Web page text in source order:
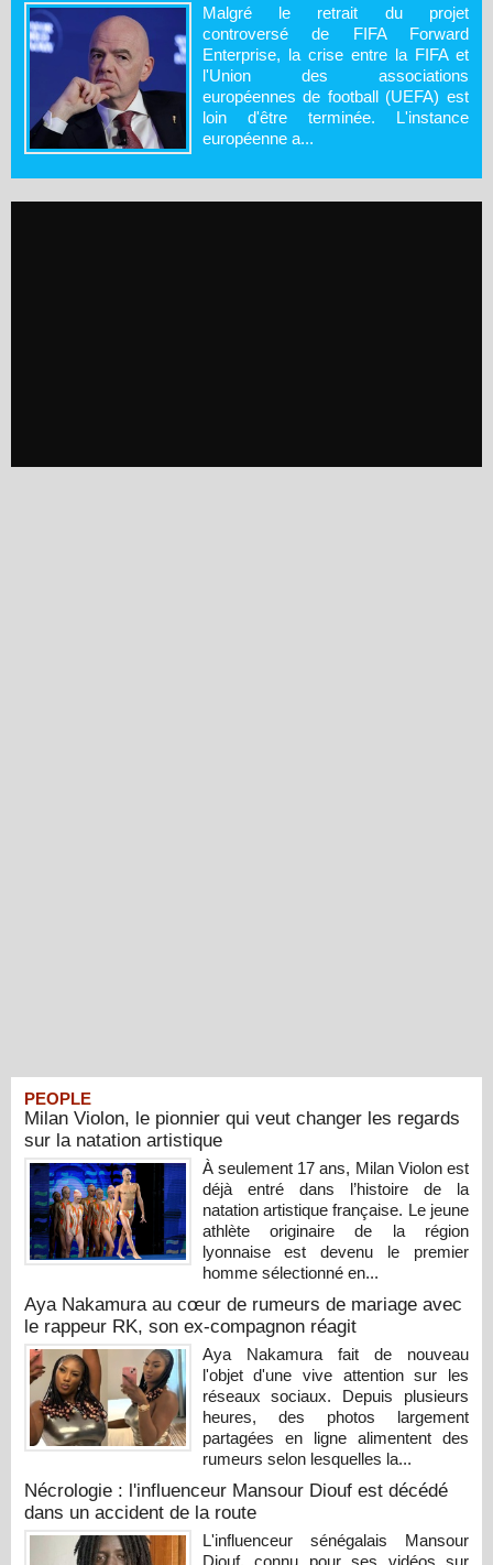
Malgré le retrait du projet
controversé de FIFA Forward
Enterprise, la crise entre la FIFA et
l'Union des associations
européennes de football (UEFA) est
loin d'être terminée. L'instance
européenne a...
PEOPLE
Milan Violon, le pionnier qui veut changer les regards
sur la natation artistique
À seulement 17 ans, Milan Violon est
déjà entré dans l’histoire de la
natation artistique française. Le jeune
athlète originaire de la région
lyonnaise est devenu le premier
homme sélectionné en...
Aya Nakamura au cœur de rumeurs de mariage avec
le rappeur RK, son ex-compagnon réagit
Aya Nakamura fait de nouveau
l'objet d'une vive attention sur les
réseaux sociaux. Depuis plusieurs
heures, des photos largement
partagées en ligne alimentent des
rumeurs selon lesquelles la...
Nécrologie : l'influenceur Mansour Diouf est décédé
dans un accident de la route
L'influenceur sénégalais Mansour
Diouf, connu pour ses vidéos sur